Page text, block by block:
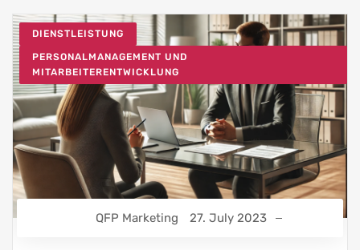
DIENSTLEISTUNG
PERSONALMANAGEMENT UND
MITARBEITERENTWICKLUNG
QFP Marketing 27. July 2023